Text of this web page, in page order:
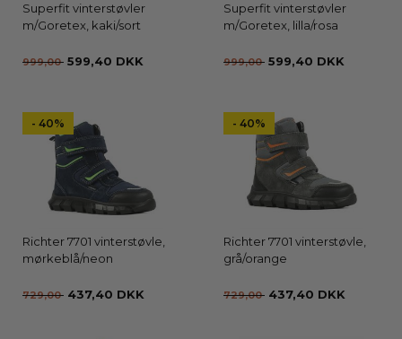
Superfit vinterstøvler
m/Goretex, kaki/sort
999,00 599,40 DKK
Superfit vinterstøvler
m/Goretex, lilla/rosa
999,00 599,40 DKK
- 40%
Richter 7701 vinterstøvle,
mørkeblå/neon
729,00 437,40 DKK
- 40%
Richter 7701 vinterstøvle,
grå/orange
729,00 437,40 DKK